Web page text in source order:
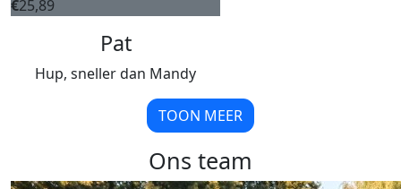
€25,89
Pat
Hup, sneller dan Mandy
TOON MEER
Ons team